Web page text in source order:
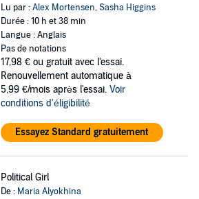
Lu par :Alex Mortensen,Sasha Higgins
Durée : 10 h et 38 min
Langue : Anglais
Pas de notations
17,98 € ou gratuit avec l'essai.
Renouvellement automatique à
5,99 €/mois après l'essai. Voir
conditions d'éligibilité
Essayez Standard gratuitement
Political Girl
De : Maria Alyokhina